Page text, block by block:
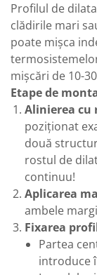
Profilul de
clădirile mari
poate mișca
mișcări de 10-
Etape de
Alinierea cu
poziționat
două
rostul de
continuu!
Aplicarea
ambele
Fixarea
Partea
introduce